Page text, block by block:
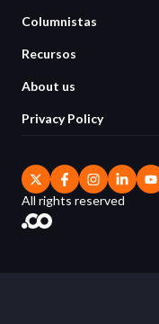
Columnistas
Recursos
About us
Privacy Policy
All rights reserved